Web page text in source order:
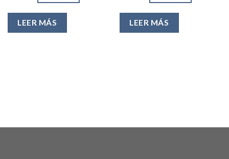
LEER MÁS LEER MÁS